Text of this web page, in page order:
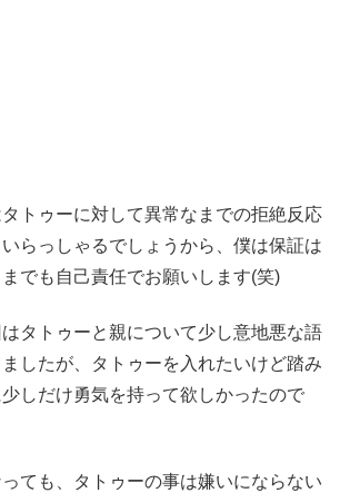
トゥーに対して異常なまでの拒絶反応
らっしゃるでしょうから、僕は保証は
でも自己責任でお願いします(笑)
タトゥーと親について少し意地悪な語
したが、タトゥーを入れたいけど踏み
しだけ勇気を持って欲しかったので
ても、タトゥーの事は嫌いにならない